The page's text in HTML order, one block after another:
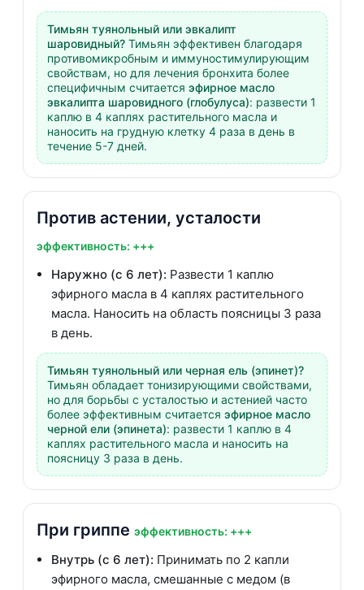
Тимьян туянольный или эвкалипт
шаровидный? Тимьян эффективен благодаря
противомикробным и иммуностимулирующим
свойствам, но для лечения бронхита более
специфичным считается эфирное масло
эвкалипта шаровидного (глобулуса): развести 1
каплю в 4 каплях растительного масла и
наносить на грудную клетку 4 раза в день в
течение 5-7 дней.
Против астении, усталости
эффективность: +++
Наружно (с 6 лет): Развести 1 каплю
эфирного масла в 4 каплях растительного
масла. Наносить на область поясницы 3 раза
в день.
Тимьян туянольный или черная ель (эпинет)?
Тимьян обладает тонизирующими свойствами,
но для борьбы с усталостью и астенией часто
более эффективным считается эфирное масло
черной ели (эпинета): развести 1 каплю в 4
каплях растительного масла и наносить на
поясницу 3 раза в день.
При гриппе эффективность: +++
Внутрь (с 6 лет): Принимать по 2 капли
эфирного масла, смешанные с медом (в